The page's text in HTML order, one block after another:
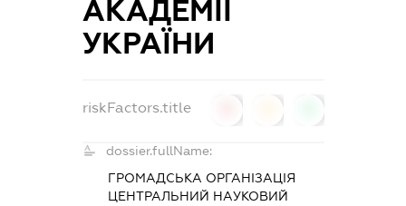
АКАДЕМІЇ
УКРАЇНИ
riskFactors.title
dossier.fullName:
ГРОМАДСЬКА ОРГАНІЗАЦІЯ
ЦЕНТРАЛЬНИЙ НАУКОВИЙ